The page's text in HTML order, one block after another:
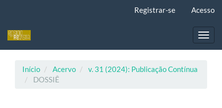
principal
Registrar-se Acesso
Início Acervo
v. 31 (2024): Publicação Contínua
DOSSIÊ